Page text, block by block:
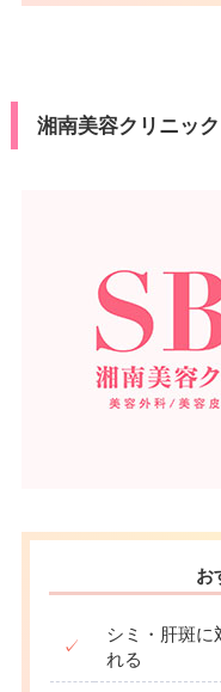
湘南美容クリニッ
お
✓
シミ・肝斑に
れる